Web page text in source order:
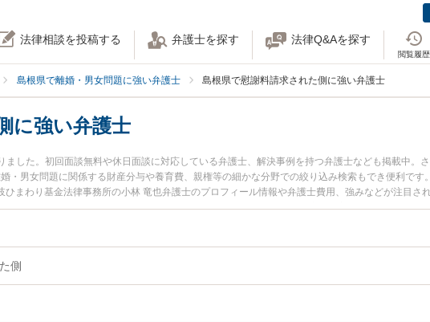
法律相談を投稿する 弁護士を探す 法律Q&Aを探す
閲覧履歴
島根県で離婚・男女問題に強い弁護士 島根県で慰謝料請求された側に強い弁護士
に強い弁護士
した。初回面談無料や休日面談に対応している弁護士、解決事例を持つ弁護士なども掲載中。さ
・男女問題に関係する財産分与や養育費、親権等の細かな分野での絞り込み検索もでき便利です
まわり基金法律事務所の小林 竜也弁護士のプロフィール情報や弁護士費用、強みなどが注目さ
すぐに弁護士に相談したい』『慰謝料請求された側のトラブル解決の実績豊富な近くの弁護士を
護士に相談予約したい』などでお困りの相談者さんにおすすめです。
側